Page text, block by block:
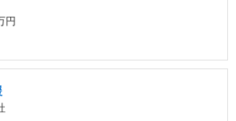
円